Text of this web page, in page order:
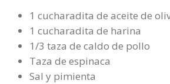
1 cucharadita de aceite de
1 cucharadita de harina
1/3 taza de caldo de pollo
Taza de espinaca
Sal y pimienta